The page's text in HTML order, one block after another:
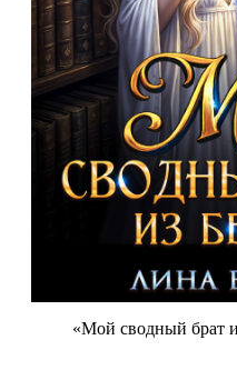
«Мой сводный брат